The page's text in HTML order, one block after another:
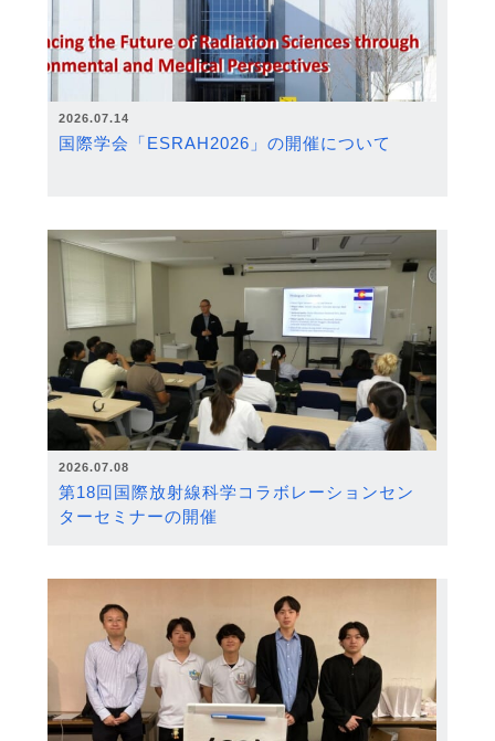
2026.07.14
国際学会「ESRAH2026」の開催について
2026.07.08
第18回国際放射線科学コラボレーションセン
ターセミナーの開催